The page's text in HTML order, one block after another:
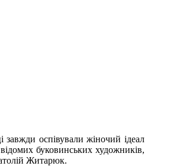
завжди оспівували жіночий ідеал
буковинських художників,
Житарюк.